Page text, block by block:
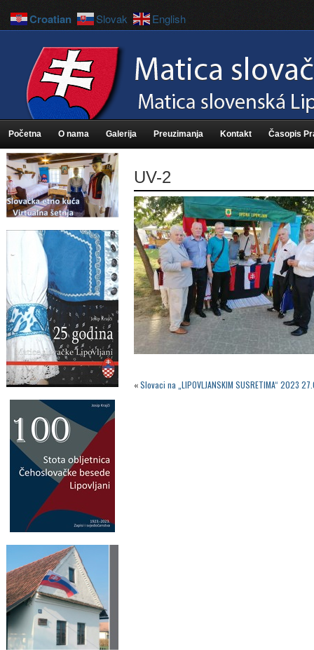
Početna O nama Galerija Preuzimanja Kontakt Časopis
UV-2
«Slovaci na „LIPOVLJANSKIM SUSRETIMA“ 2023
Croatian Slovak English